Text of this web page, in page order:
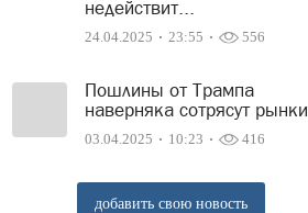
недействит...
24.04.2025 23:55 556
Пошлины от Трампа
наверняка сотрясут рынки
03.04.2025 10:23 416
добавить свою новость